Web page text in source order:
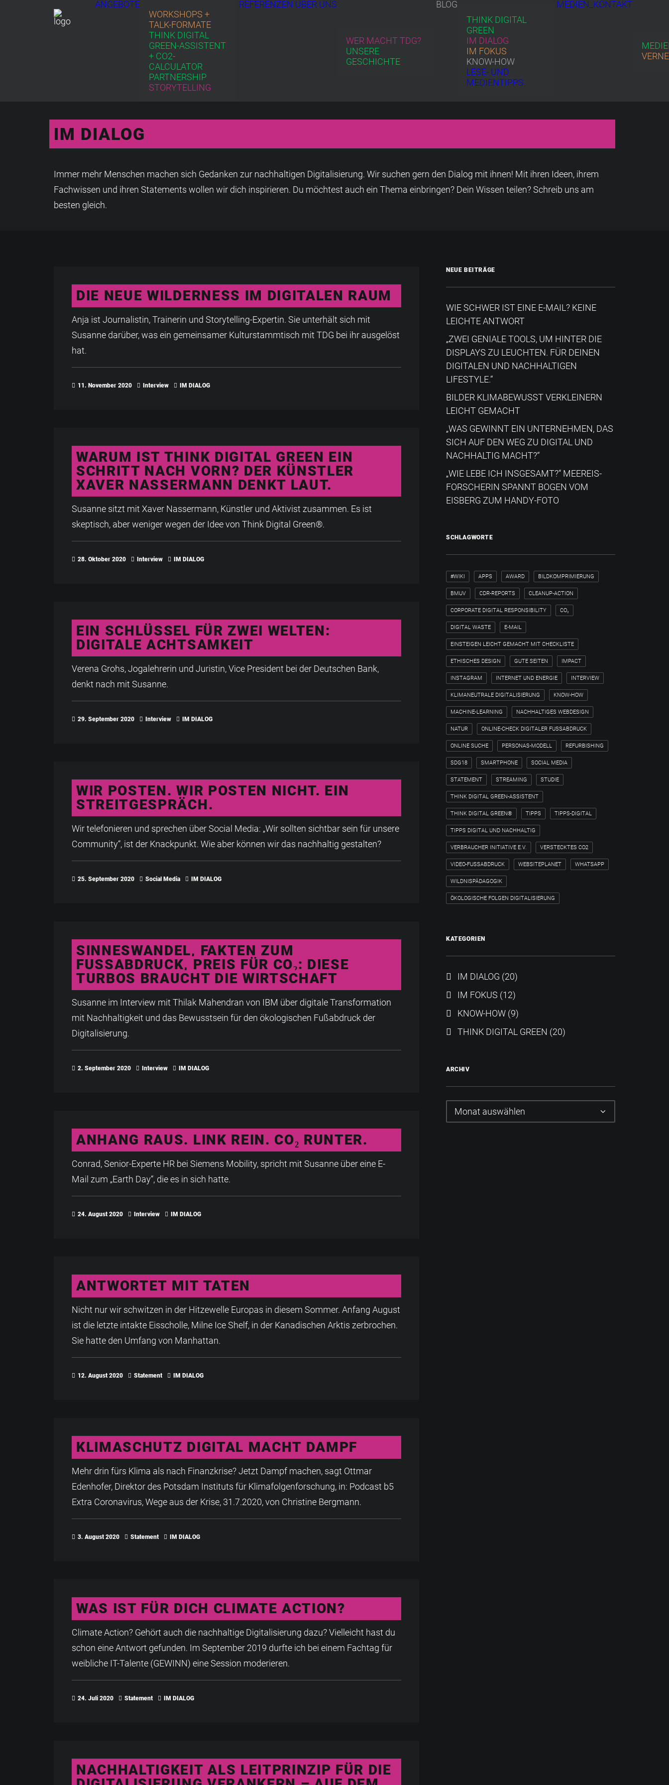
ANGEBOTE
WORKSHOPS +
TALK-FORMATE
THINK DIGITAL
GREEN-ASSISTENT
+ CO2-
CALCULATOR
PARTNERSHIP
STORYTELLING
REFERENZEN ÜBER UNS
WER MACHT TDG?
UNSERE
GESCHICHTE
BLOG
THINK DIGITAL
GREEN
IM DIALOG
IM FOKUS
KNOW-HOW
LESE- UND
MEDIENTIPPS
MEDIEN_KONTAKT
IM DIALOG
Immer mehr Menschen machen sich Gedanken zur nachhaltigen Digitalisierung. Wir suchen gern den Dialog mit ihnen! Mit ihren Ideen, ihrem
Fachwissen und ihren Statements wollen wir dich inspirieren. Du möchtest auch ein Thema einbringen? Dein Wissen teilen? Schreib uns am
besten gleich.
DIE NEUE WILDERNESS IM DIGITALEN RAUM
Anja ist Journalistin, Trainerin und Storytelling-Expertin. Sie unterhält sich mit
Susanne darüber, was ein gemeinsamer Kulturstammtisch mit TDG bei ihr ausgelöst
hat.
11. November 2020 Interview IM DIALOG
WARUM IST THINK DIGITAL GREEN EIN
SCHRITT NACH VORN? DER KÜNSTLER
XAVER NASSERMANN DENKT LAUT.
Susanne sitzt mit Xaver Nassermann, Künstler und Aktivist zusammen. Es ist
skeptisch, aber weniger wegen der Idee von Think Digital Green®.
28. Oktober 2020 Interview IM DIALOG
EIN SCHLÜSSEL FÜR ZWEI WELTEN:
DIGITALE ACHTSAMKEIT
Verena Grohs, Jogalehrerin und Juristin, Vice President bei der Deutschen Bank,
denkt nach mit Susanne.
29. September 2020 Interview IM DIALOG
WIR POSTEN. WIR POSTEN NICHT. EIN
STREIT­GESPRÄCH.
Wir telefonieren und sprechen über Social Media: „Wir sollten sichtbar sein für unsere
Community“, ist der Knackpunkt. Wie aber können wir das nachhaltig gestalten?
25. September 2020 Social Media IM DIALOG
SINNESWANDEL, FAKTEN ZUM
FUSSABDRUCK, PREIS FÜR CO₂: DIESE T
URBOS BRAUCHT DIE WIRTSCHAFT
Susanne im Interview mit Thilak Mahendran von IBM über digitale Transformation
mit Nachhaltigkeit und das Bewusstsein für den ökologischen Fußabdruck der
Digitalisierung.
2. September 2020 Interview IM DIALOG
ANHANG RAUS. LINK REIN. CO₂ RUNTER.
Conrad, Senior-Experte HR bei Siemens Mobility, spricht mit Susanne über eine E-
Mail zum „Earth Day“, die es in sich hatte.
24. August 2020 Interview IM DIALOG
ANTWORTET MIT TATEN
Nicht nur wir schwitzen in der Hitzewelle Europas in diesem Sommer. Anfang August
ist die letzte intakte Eisscholle, Milne Ice Shelf, in der Kanadischen Arktis zerbrochen.
Sie hatte den Umfang von Manhattan.
12. August 2020 Statement IM DIALOG
KLIMASCHUTZ DIGITAL MACHT DAMPF
Mehr drin fürs Klima als nach Finanzkrise? Jetzt Dampf machen, sagt Ottmar
Edenhofer, Direktor des Potsdam Instituts für Klimafolgenforschung, in: Podcast b5
Extra Coronavirus, Wege aus der Krise, 31.7.2020, von Christine Bergmann.
3. August 2020 Statement IM DIALOG
WAS IST FÜR DICH CLIMATE ACTION?
Climate Action? Gehört auch die nachhaltige Digitalisierung dazu? Vielleicht hast du
schon eine Antwort gefunden. Im September 2019 durfte ich bei einem Fachtag für
weibliche IT-Talente (GEWINN) eine Session moderieren.
24. Juli 2020 Statement IM DIALOG
NACHHAL­TIGKEIT ALS LEITPRINZIP FÜR DIE
NEUE BEITRÄGE
WIE SCHWER IST EINE E-MAIL? KEINE
LEICHTE ANTWORT
„ZWEI GENIALE TOOLS, UM HINTER DIE
DISPLAYS ZU LEUCHTEN. FÜR DEINEN
DIGITALEN UND NACHHALTIGEN
LIFESTYLE.“
BILDER KLIMABEWUSST VERKLEINERN
LEICHT GEMACHT
„WAS GEWINNT EIN UNTERNEHMEN, DAS
SICH AUF DEN WEG ZU DIGITAL UND
NACHHALTIG MACHT?“
„WIE LEBE ICH INSGESAMT?“​ MEEREIS-
FORSCHERIN SPANNT BOGEN VOM
EISBERG ZUM HANDY-FOTO
SCHLAGWORTE
#WIKI APPS AWARD BILDKOMPRIMIERUNG
BMUV CDR-REPORTS CLEANUP-ACTION
CORPORATE DIGITAL RESPONSIBILITY CO₂
DIGITAL WASTE E-MAIL
EINSTEIGEN LEICHT GEMACHT MIT CHECKLISTE
ETHISCHES DESIGN GUTE SEITEN IMPACT
INSTAGRAM INTERNET UND ENERGIE INTERVIEW
KLIMANEUTRALE DIGITALISIERUNG KNOW-HOW
MACHINE-LEARNING NACHHALTIGES WEBDESIGN
NATUR ONLINE-CHECK DIGITALER FUSSABDRUCK
ONLINE SUCHE PERSONAS-MODELL REFURBISHING
SDG18 SMARTPHONE SOCIAL MEDIA
STATEMENT STREAMING STUDIE
THINK DIGITAL GREEN-ASSISTENT
THINK DIGITAL GREEN® TIPPS TIPPS-DIGITAL
TIPPS DIGITAL UND NACHHALTIG
VERBRAUCHER INITIATIVE E.V. VERSTECKTES CO2
VIDEO-FUSSABDRUCK WEBSITEPLANET WHATSAPP
WILDNISPÄDAGOGIK
ÖKOLOGISCHE FOLGEN DIGITALISIERUNG
KATEGORIEN
IM DIALOG (20)
IM FOKUS (12)
KNOW-HOW (9)
THINK DIGITAL GREEN (20)
ARCHIV
Archiv